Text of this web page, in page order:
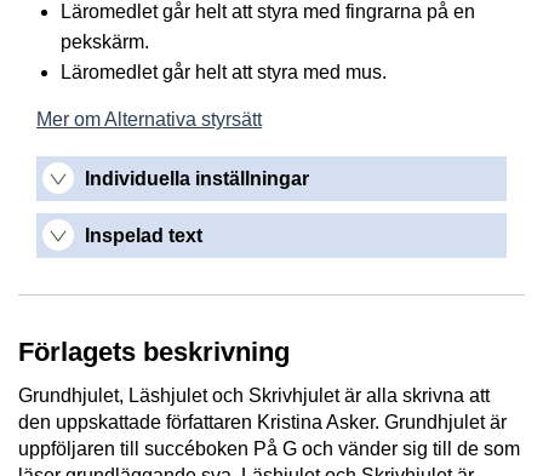
Läromedlet går helt att styra med fingrarna på en
pekskärm.
Läromedlet går helt att styra med mus.
Mer om Alternativa styrsätt
Individuella inställningar
Inspelad text
Förlagets beskrivning
Grundhjulet, Läshjulet och Skrivhjulet är alla skrivna att
den uppskattade författaren Kristina Asker. Grundhjulet är
uppföljaren till succéboken På G och vänder sig till de som